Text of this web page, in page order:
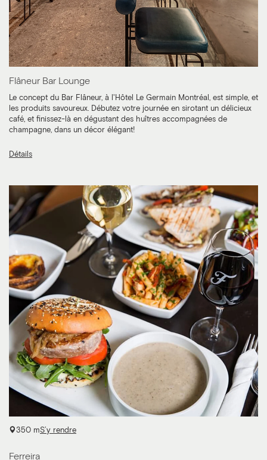
Flâneur Bar Lounge
Le concept du Bar Flâneur, à l'Hôtel Le Germain Montréal, est simple, et
les produits savoureux. Débutez votre journée en sirotant un délicieux
café, et finissez-là en dégustant des huîtres accompagnées de
champagne, dans un décor élégant!
Détails
350 mS’y rendre
Ferreira